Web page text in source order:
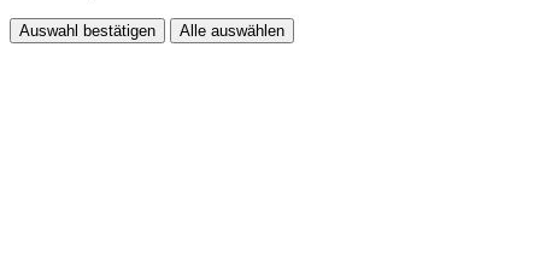
Auswahl bestätigen Alle auswählen